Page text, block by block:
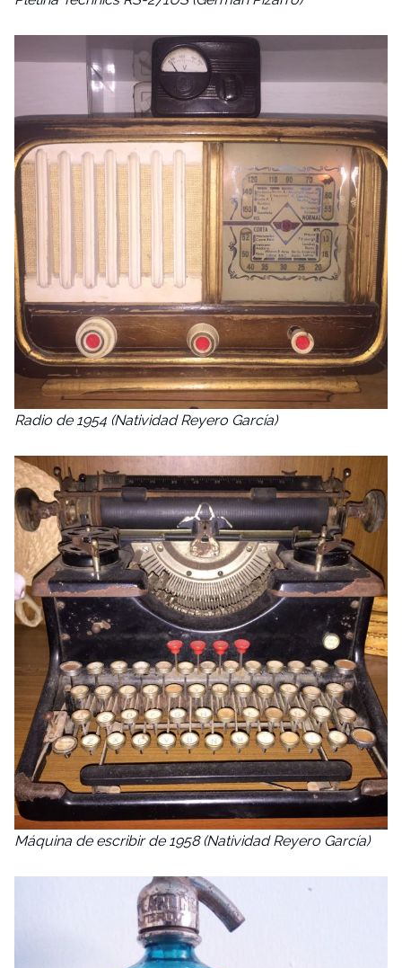
Radio de 1954 (Natividad Reyero García)
Máquina de escribir de 1958 (Natividad Reyero García)